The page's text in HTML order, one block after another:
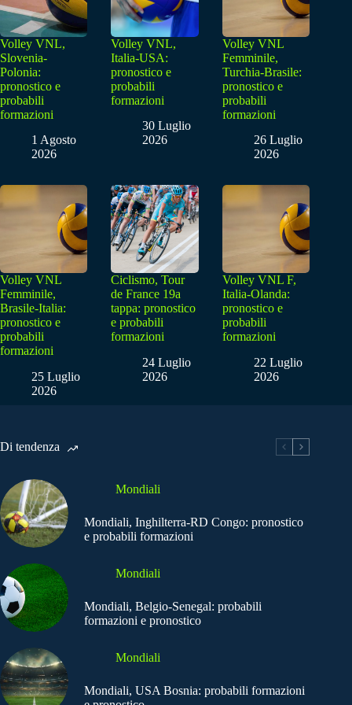
Volley VNL,
Slovenia-
Polonia:
pronostico e
probabili
formazioni
1 Agosto
2026
Volley VNL,
Italia-USA:
pronostico e
probabili
formazioni
30 Luglio
2026
Volley VNL
Femminile,
Turchia-Brasile:
pronostico e
probabili
formazioni
26 Luglio
2026
Volley VNL
Femminile,
Brasile-Italia:
pronostico e
probabili
formazioni
25 Luglio
2026
Ciclismo, Tour
de France 19a
tappa: pronostico
e probabili
formazioni
24 Luglio
2026
Volley VNL F,
Italia-Olanda:
pronostico e
probabili
formazioni
22 Luglio
2026
Di tendenza
Mondiali
Mondiali, Inghilterra-RD Congo: pronostico
e probabili formazioni
Mondiali
Mondiali, Belgio-Senegal: probabili
formazioni e pronostico
Mondiali
Mondiali, USA Bosnia: probabili formazioni